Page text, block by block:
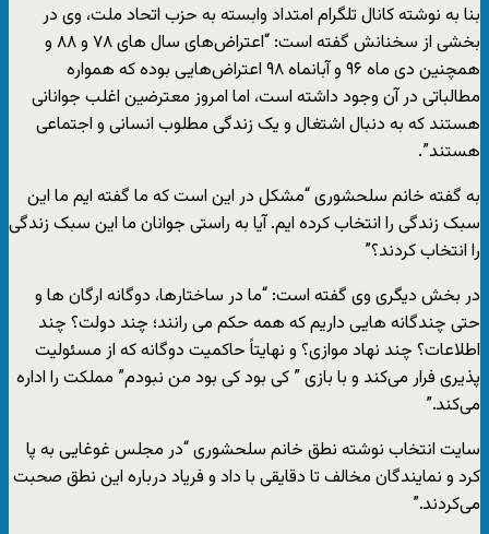
بنا به نوشته کانال تلگرام امتداد وابسته به حزب اتحاد ملت، وی در
بخشی از سخنانش گفته است: “اعتراض‌های سال های ۷۸ و ۸۸ و
همچنین دی ماه ۹۶ و آبانماه ۹۸ اعتراض‌هایی بوده که همواره
مطالباتی در آن وجود داشته است، اما امروز معترضین اغلب جوانانی
هستند که به دنبال اشتغال و یک زندگی مطلوب انسانی و اجتماعی
هستند”.
به گفته خانم سلحشوری “مشکل در این است که ما گفته ایم ما این
سبک زندگی را انتخاب کرده ایم. آیا به راستی جوانان ما این سبک زندگی
را انتخاب کردند؟”
در بخش دیگری وی گفته است: “ما در ساختارها، دوگانه ارگان ها و
حتی چندگانه هایی داریم که همه حکم می رانند؛ چند دولت؟ چند
اطلاعات؟ چند نهاد موازی؟ و نهایتاً حاکمیت دوگانه که از مسئولیت
پذیری فرار می‌کند و با بازی ” کی بود کی بود من نبودم” مملکت را اداره
می‌کند.”
سایت انتخاب نوشته نطق خانم سلحشوری “در مجلس غوغایی به پا
کرد و نمایندگان مخالف تا دقایقی با داد و فریاد درباره این نطق صحبت
می‌کردند.”